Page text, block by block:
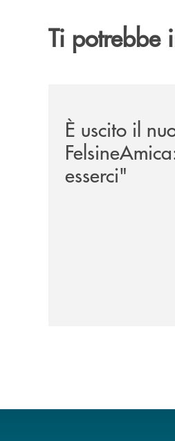
Ti potrebbe
È uscito il
esserci"